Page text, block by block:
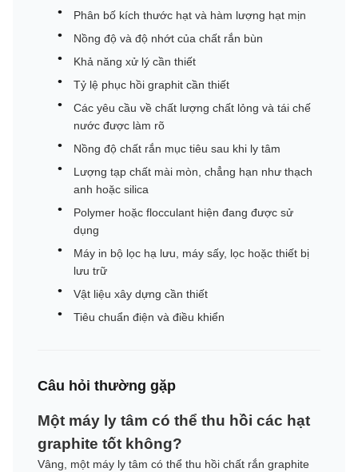
Phân bố kích thước hạt và hàm lượng hạt mịn
Nồng độ và độ nhớt của chất rắn bùn
Khả năng xử lý cần thiết
Tỷ lệ phục hồi graphit cần thiết
Các yêu cầu về chất lượng chất lỏng và tái chế
nước được làm rõ
Nồng độ chất rắn mục tiêu sau khi ly tâm
Lượng tạp chất mài mòn, chẳng hạn như thạch
anh hoặc silica
Polymer hoặc flocculant hiện đang được sử
dụng
Máy in bộ lọc hạ lưu, máy sấy, lọc hoặc thiết bị
lưu trữ
Vật liệu xây dựng cần thiết
Tiêu chuẩn điện và điều khiển
Câu hỏi thường gặp
Một máy ly tâm có thể thu hồi các hạt
graphite tốt không?
Vâng, một máy ly tâm có thể thu hồi chất rắn graphite